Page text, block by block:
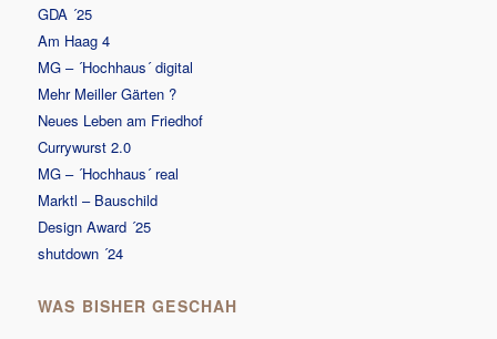
GDA ´25
Am Haag 4
MG – ´Hochhaus´ digital
Mehr Meiller Gärten ?
Neues Leben am Friedhof
Currywurst 2.0
MG – ´Hochhaus´ real
Marktl – Bauschild
Design Award ´25
shutdown ´24
WAS BISHER GESCHAH